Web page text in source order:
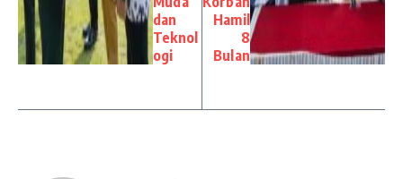
dan
Teknol
ogi
Hamil
8
Bulan